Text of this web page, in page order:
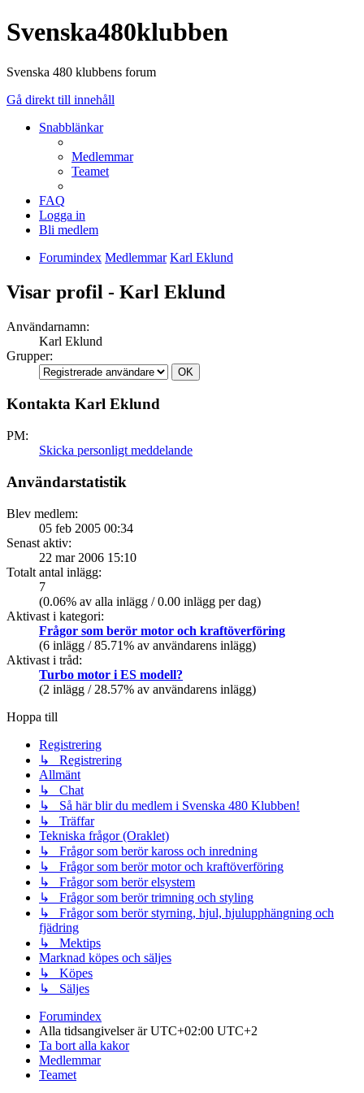
Svenska480klubben
Svenska 480 klubbens forum
Gå direkt till innehåll
Snabblänkar
Medlemmar
Teamet
FAQ
Logga in
Bli medlem
Forumindex Medlemmar Karl Eklund
Visar profil - Karl Eklund
Användarnamn:
Karl Eklund
Grupper:
Kontakta Karl Eklund
PM:
Skicka personligt meddelande
Användarstatistik
Blev medlem:
05 feb 2005 00:34
Senast aktiv:
22 mar 2006 15:10
Totalt antal inlägg:
7
(0.06% av alla inlägg / 0.00 inlägg per dag)
Aktivast i kategori:
Frågor som berör motor och kraftöverföring
(6 inlägg / 85.71% av användarens inlägg)
Aktivast i tråd:
Turbo motor i ES modell?
(2 inlägg / 28.57% av användarens inlägg)
Hoppa till
Registrering
↳ Registrering
Allmänt
↳ Chat
↳ Så här blir du medlem i Svenska 480 Klubben!
↳ Träffar
Tekniska frågor (Oraklet)
↳ Frågor som berör kaross och inredning
↳ Frågor som berör motor och kraftöverföring
↳ Frågor som berör elsystem
↳ Frågor som berör trimning och styling
↳ Frågor som berör styrning, hjul, hjulupphängning och
fjädring
↳ Mektips
Marknad köpes och säljes
↳ Köpes
↳ Säljes
Forumindex
Alla tidsangivelser är UTC+02:00 UTC+2
Ta bort alla kakor
Medlemmar
Teamet